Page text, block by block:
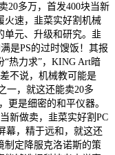
20多万，首发400块当新
火速，韭菜实好割机械
单元、升级和研究。韭
是PS的过时馊饭！其报
热力求”，KING Art暗
不说，机械教可能是
一，就这还能卖20多
更是细密的和平仪器。
新做卖，韭菜实好割PC
幕，精于远和，就这还
制定降服克洛诺斯的策